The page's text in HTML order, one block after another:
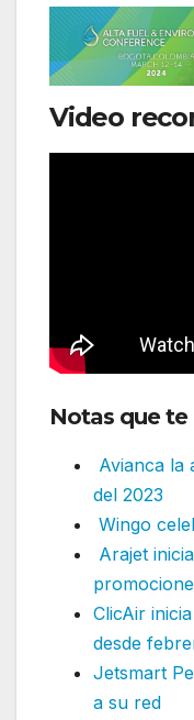
Video
Notas que te
Avianca la
del 2023
Wingo
Arajet
ClicAir
desde
Jetsmart
a su red